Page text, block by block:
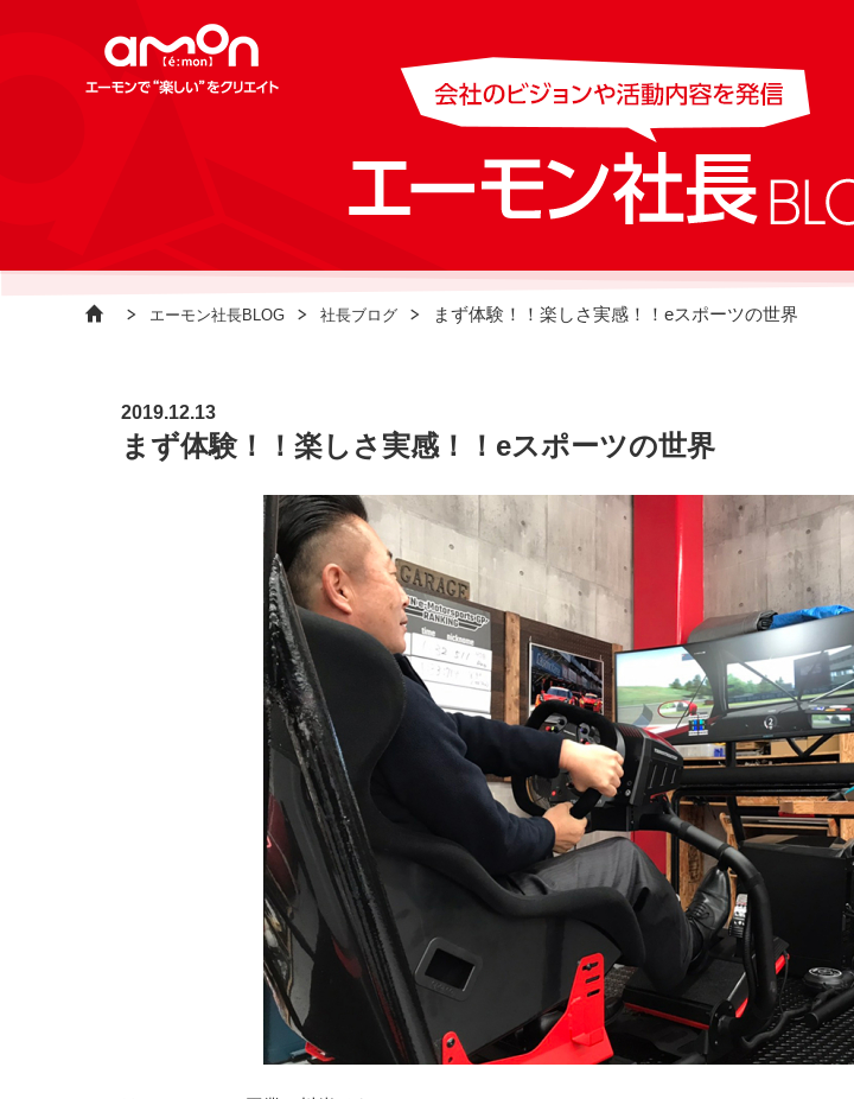
エーモン社長BLOG 社長ブログ まず体験！！楽しさ実感！！eスポーツの世界
2019.12.13
まず体験！！楽しさ実感！！eスポーツの世界